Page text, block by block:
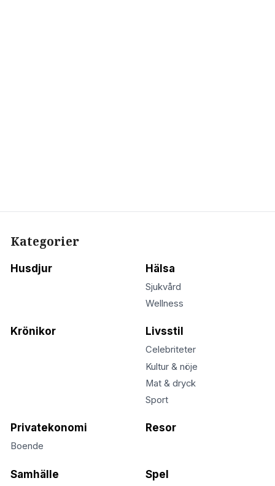
Kategorier
Husdjur Hälsa
Sjukvård
Wellness
Krönikor Livsstil
Celebriteter
Kultur & nöje
Mat & dryck
Sport
Privatekonomi
Boende
Resor
Samhälle Spel